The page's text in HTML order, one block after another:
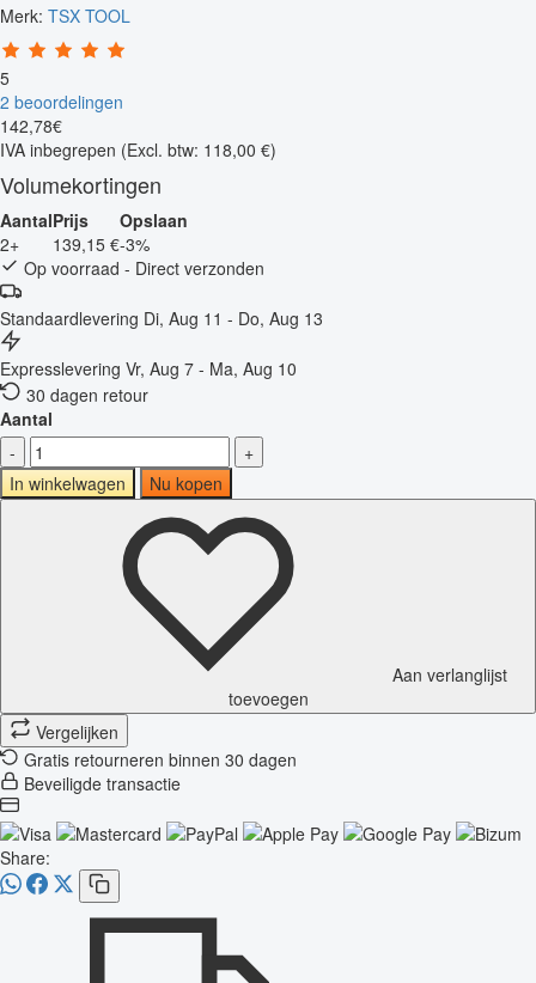
Merk: TSX TOOL
5
2 beoordelingen
142,78€
IVA inbegrepen (Excl. btw: 118,00 €)
Volumekortingen
AantalPrijs
Opslaan
2+
139,15 €-3%
Op voorraad - Direct verzonden
Standaardlevering Di, Aug 11 - Do, Aug 13
Expresslevering Vr, Aug 7 - Ma, Aug 10
30 dagen retour
Aantal
-
+
In winkelwagen
Nu kopen
Aan verlanglijst
toevoegen
Vergelijken
Gratis retourneren binnen 30 dagen
Beveiligde transactie
Share: